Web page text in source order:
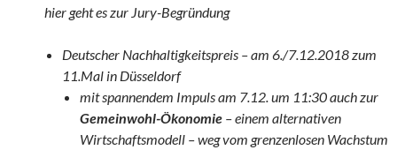
hier geht es zur Jury-Begründung
Deutscher Nachhaltigkeitspreis – am 6./7.12.2018 zum
11.Mal in Düsseldorf
mit spannendem Impuls am 7.12. um 11:30 auch zur
Gemeinwohl-Ökonomie – einem alternativen
Wirtschaftsmodell – weg vom grenzenlosen Wachstum